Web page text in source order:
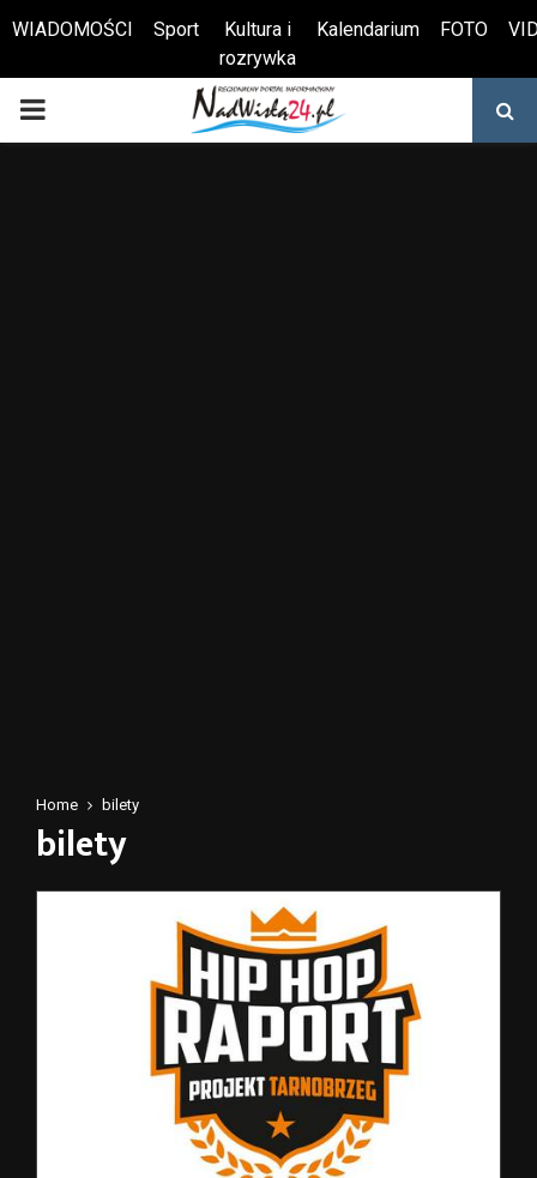
Otwórz pasek narzędzi
WIADOMOŚCI Sport
Kultura i
rozrywka
Kalendarium FOTO
PRIMARY
Home bilety
bilety